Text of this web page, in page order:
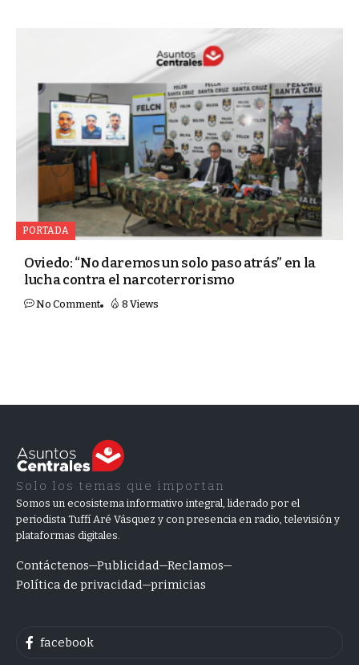
PORTADA
Oviedo: “No daremos un solo paso atrás” en la
lucha contra el narcoterrorismo
No Comment 8 Views
Solo los temas que importan
Somos un ecosistema informativo integral, liderado por el
periodista Tuffí Aré Vásquez y con presencia en radio, televisión y
plataformas digitales.
Contáctenos Publicidad Reclamos
Política de privacidad primicias
facebook